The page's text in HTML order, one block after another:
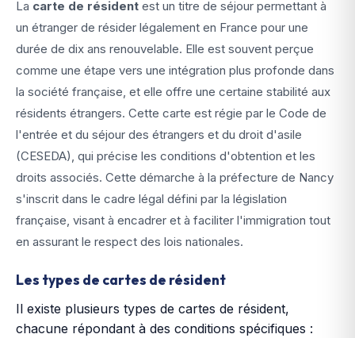
La carte de résident est un titre de séjour permettant à
un étranger de résider légalement en France pour une
durée de dix ans renouvelable. Elle est souvent perçue
comme une étape vers une intégration plus profonde dans
la société française, et elle offre une certaine stabilité aux
résidents étrangers. Cette carte est régie par le Code de
l'entrée et du séjour des étrangers et du droit d'asile
(CESEDA), qui précise les conditions d'obtention et les
droits associés. Cette démarche à la préfecture de Nancy
s'inscrit dans le cadre légal défini par la législation
française, visant à encadrer et à faciliter l'immigration tout
en assurant le respect des lois nationales.
Les types de cartes de résident
Il existe plusieurs types de cartes de résident,
chacune répondant à des conditions spécifiques :